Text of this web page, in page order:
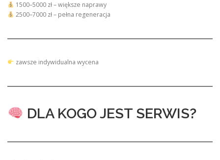
1500–5000 zł – większe naprawy
2500–7000 zł – pełna regeneracja
zawsze indywidualna wycena
DLA KOGO JEST SERWIS?